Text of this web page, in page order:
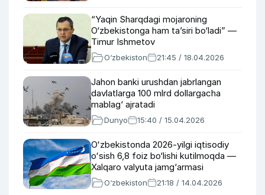
“Yaqin Sharqdagi mojaroning
O‘zbekistonga ham taʼsiri bo‘ladi” —
Timur Ishmetov
O‘zbekiston 21:45 / 18.04.2026
Jahon banki urushdan jabrlangan
davlatlarga 100 mlrd dollargacha
mablag‘ ajratadi
Dunyo 15:40 / 15.04.2026
Oʻzbekistonda 2026-yilgi iqtisodiy
oʻsish 6,8 foiz bo‘lishi kutilmoqda —
Xalqaro valyuta jamg‘armasi
O‘zbekiston 21:18 / 14.04.2026